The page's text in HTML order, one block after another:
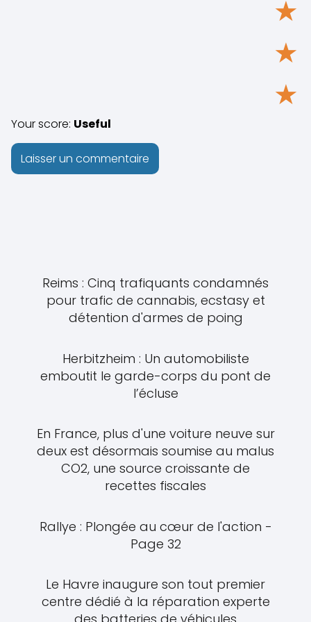
★
★
★
Your score: Useful
Reims : Cinq trafiquants condamnés
pour trafic de cannabis, ecstasy et
détention d'armes de poing
Herbitzheim : Un automobiliste
emboutit le garde-corps du pont de
l’écluse
En France, plus d'une voiture neuve sur
deux est désormais soumise au malus
CO2, une source croissante de
recettes fiscales
Rallye : Plongée au cœur de l'action -
Page 32
Le Havre inaugure son tout premier
centre dédié à la réparation experte